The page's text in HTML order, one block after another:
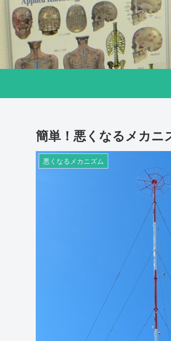
簡単！悪くなるメカ
悪くなるメカニズム